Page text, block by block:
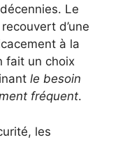
Le
d’une
à la
fait un choix
le besoin
fréquent.
les